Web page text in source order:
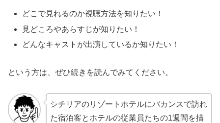
どこで見れるのか視聴方法を知りたい！
見どころやあらすじが知りたい！
どんなキャストが出演しているか知りたい！
という方は、ぜひ続きを読んでみてください。
シチリアのリゾートホテルにバカンスで訪れ
た宿泊客とホテルの従業員たちの1週間を描